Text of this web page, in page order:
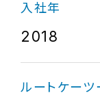
入社年
2018
ルートケー